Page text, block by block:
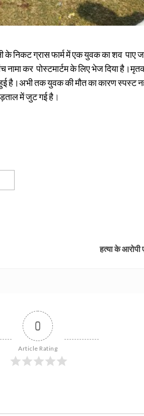
के निकट ग्रास फार्म में एक युवक का शव
कर पोस्टमार्टम के लिए भेज दिया
है।अभी तक युवक की मौत का कारण स्पस्ट
में जुट गई है ।
हत्या के आरोपी
0
Article Rating